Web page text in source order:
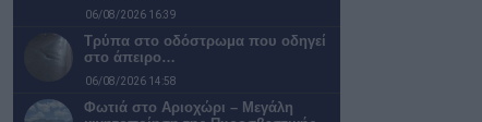
06/08/2026 16:39
Τρύπα στο οδόστρωμα που οδηγεί
στο άπειρο…
06/08/2026 14:58
Φωτιά στο Αριοχώρι – Μεγάλη